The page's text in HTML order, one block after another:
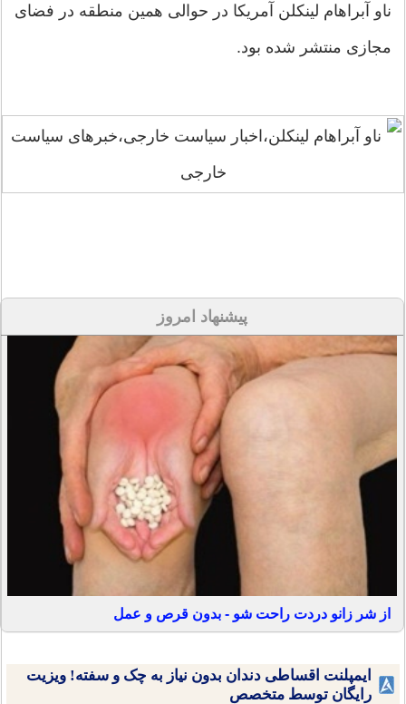
ناو آبراهام لینکلن آمریکا در حوالی همین منطقه در فضای
مجازی منتشر شده بود.
پیشنهاد امروز
از شر زانو دردت راحت شو - بدون قرص و عمل
ایمپلنت اقساطی دندان بدون نیاز به چک و سفته! ویزیت
رایگان توسط متخصص